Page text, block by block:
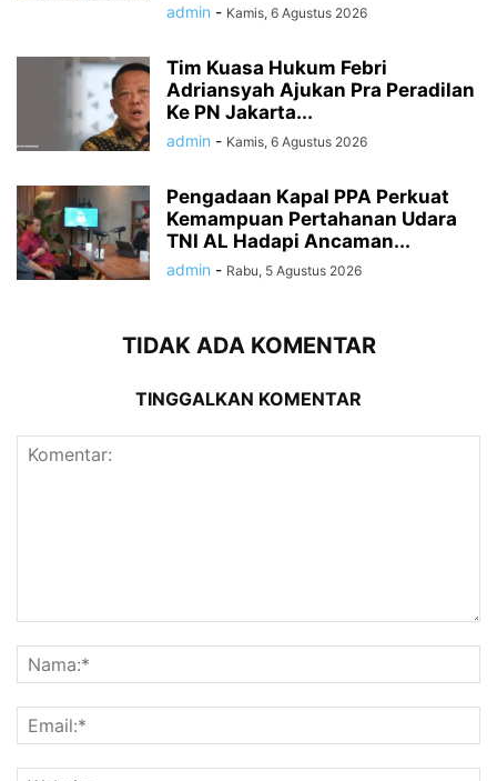
admin - Kamis, 6 Agustus 2026
Tim Kuasa Hukum Febri
Adriansyah Ajukan Pra Peradilan
Ke PN Jakarta...
admin - Kamis, 6 Agustus 2026
Pengadaan Kapal PPA Perkuat
Kemampuan Pertahanan Udara
TNI AL Hadapi Ancaman...
admin - Rabu, 5 Agustus 2026
TIDAK ADA KOMENTAR
TINGGALKAN KOMENTAR